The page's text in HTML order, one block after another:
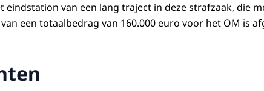
eindstation van een lang traject in deze strafzaak, die
een totaalbedrag van 160.000 euro voor het OM is